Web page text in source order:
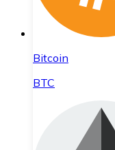
Bitcoin
BTC